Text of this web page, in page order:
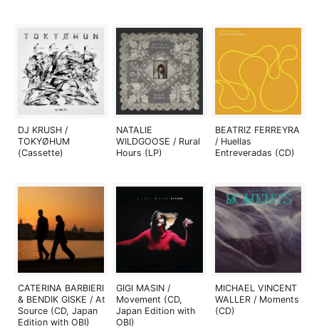
DJ KRUSH /
TOKYØHUM
(Cassette)
NATALIE
WILDGOOSE / Rural
Hours (LP)
BEATRIZ FERREYRA
/ Huellas
Entreveradas (CD)
CATERINA BARBIERI
& BENDIK GISKE / At
Source (CD, Japan
Edition with OBI)
GIGI MASIN /
Movement (CD,
Japan Edition with
OBI)
MICHAEL VINCENT
WALLER / Moments
(CD)